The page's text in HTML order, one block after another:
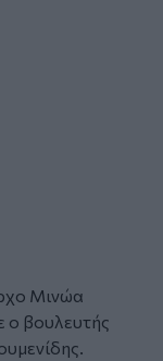
Μινώα
βουλευτής